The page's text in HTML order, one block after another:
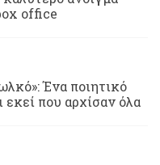
office
Ένα ποιητικό
εκεί που αρχίσαν όλα